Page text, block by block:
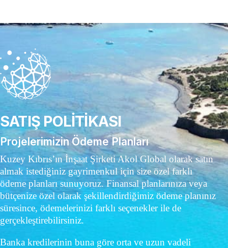
SATIŞ POLİTİKASI
Projelerimizin Ödeme Planları
Kuzey Kıbrıs’ın İnşaat Şirketi Akol Global olarak satın
almak istediğiniz gayrimenkul için size özel farklı
ödeme planları sunuyoruz. Finansal planlarınıza veya
bütçenize özel olarak şekillendirdiğimiz ödeme planınız
süresince, ödemelerinizi farklı seçenekler ile de
gerçekleştirebilirsiniz.
Banka kredilerinin buna göre orta ve uzun vadeli